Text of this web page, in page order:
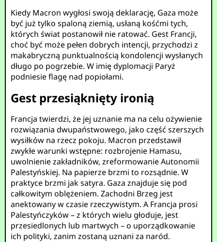
Kiedy Macron wygłosi swoją deklarację, Gaza może
być już tylko spaloną ziemią, usłaną kośćmi tych,
których świat postanowił nie ratować. Gest Francji,
choć być może pełen dobrych intencji, przychodzi z
makabryczną punktualnością kondolencji wysłanych
długo po pogrzebie. W imię dyplomacji Paryż
podniesie flagę nad popiołami.
Gest przesiąknięty ironią
Francja twierdzi, że jej uznanie ma na celu ożywienie
rozwiązania dwupaństwowego, jako część szerszych
wysiłków na rzecz pokoju. Macron przedstawił
zwykłe warunki wstępne: rozbrojenie Hamasu,
uwolnienie zakładników, zreformowanie Autonomii
Palestyńskiej. Na papierze brzmi to rozsądnie. W
praktyce brzmi jak satyra. Gaza znajduje się pod
całkowitym oblężeniem. Zachodni Brzeg jest
anektowany w czasie rzeczywistym. A Francja prosi
Palestyńczyków – z których wielu głoduje, jest
przesiedlonych lub martwych – o uporządkowanie
ich polityki, zanim zostaną uznani za naród.